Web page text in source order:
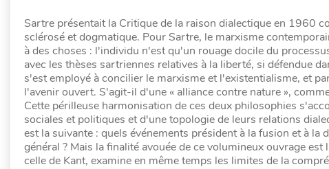
Sartre présentait la Critique de la raison dialectique en 1960
sclérosé et dogmatique. Pour Sartre, le marxisme
à des choses : l'individu n'est qu'un rouage docile du
avec les thèses sartriennes relatives à la liberté, si défendue
s'est employé à concilier le marxisme et l'existentialisme, et
l'avenir ouvert. S'agit-il d'une « alliance contre nature »,
Cette périlleuse harmonisation de ces deux philosophies
sociales et politiques et d'une topologie de leurs relations
est la suivante : quels événements président à la fusion et à
général ? Mais la finalité avouée de ce volumineux ouvrage
celle de Kant, examine en même temps les limites de la